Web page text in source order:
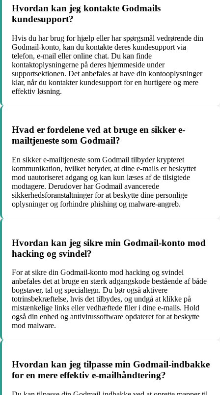
Hvordan kan jeg kontakte Godmails
kundesupport?
Hvis du har brug for hjælp eller har spørgsmål vedrørende din
Godmail-konto, kan du kontakte deres kundesupport via
telefon, e-mail eller online chat. Du kan finde
kontaktoplysningerne på deres hjemmeside under
supportsektionen. Det anbefales at have din kontooplysninger
klar, når du kontakter kundesupport for en hurtigere og mere
effektiv løsning.
Hvad er fordelene ved at bruge en sikker e-
mailtjeneste som Godmail?
En sikker e-mailtjeneste som Godmail tilbyder krypteret
kommunikation, hvilket betyder, at dine e-mails er beskyttet
mod uautoriseret adgang og kan kun læses af de tilsigtede
modtagere. Derudover har Godmail avancerede
sikkerhedsforanstaltninger for at beskytte dine personlige
oplysninger og forhindre phishing og malware-angreb.
Hvordan kan jeg sikre min Godmail-konto mod
hacking og svindel?
For at sikre din Godmail-konto mod hacking og svindel
anbefales det at bruge en stærk adgangskode bestående af både
bogstaver, tal og specialtegn. Du bør også aktivere
totrinsbekræftelse, hvis det tilbydes, og undgå at klikke på
mistænkelige links eller vedhæftede filer i dine e-mails. Hold
også din enhed og antivirussoftware opdateret for at beskytte
mod malware.
Hvordan kan jeg tilpasse min Godmail-indbakke
for en mere effektiv e-mailhåndtering?